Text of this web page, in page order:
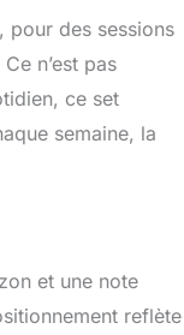
pour des sessions
n’est pas
ce set
semaine, la
et une note
reflète